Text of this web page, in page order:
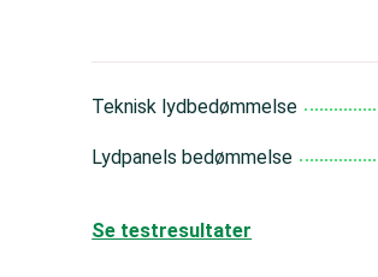
Teknisk lydbedømmelse
Lydpanels bedømmelse
Se testresultater